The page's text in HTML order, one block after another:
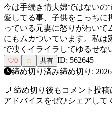
今は手続き情夫婦ではないの
愛してる事、子供をこっちに
っている元妻に怒りがわい
にもムカついています。私
で凄くイライラしてゆるせな
♡0 ☆ 共有 ID: 562645
締め切り済み締め切り:
💬 締め切り後もコメント投
アドバイスをぜひシェアして